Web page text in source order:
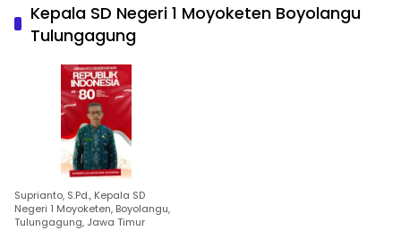
Kepala SD Negeri 1 Moyoketen Boyolangu
Tulungagung
Suprianto, S.Pd., Kepala SD
Negeri 1 Moyoketen, Boyolangu,
Tulungagung, Jawa Timur